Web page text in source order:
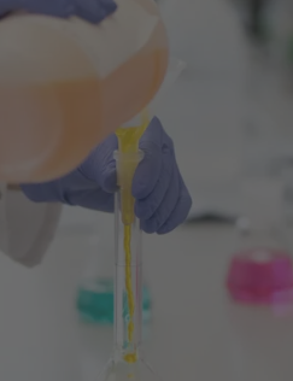
Beruf vereinen? Dann